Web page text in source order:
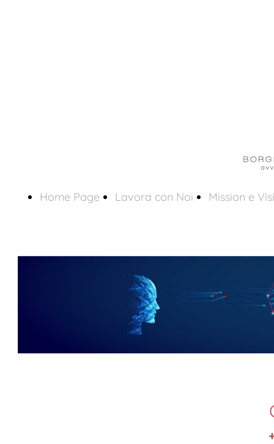
Home Page Lavora con Noi Mission e